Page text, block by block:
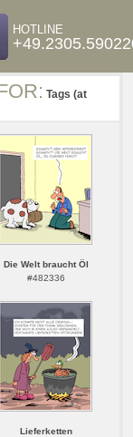
HOTLINE
Tags (at
Die Welt braucht Öl
#482336
Lieferketten